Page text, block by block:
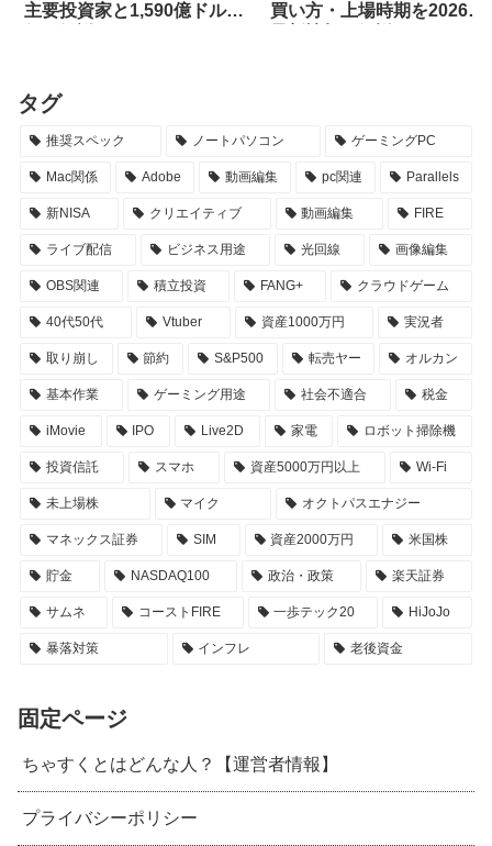
主要投資家と1,590億ドル評
買い方・上場時期を2026年
タグ
推奨スペック ノートパソコン ゲーミングPC
Mac関係 Adobe 動画編集 pc関連 Parallels
新NISA クリエイティブ 動画編集 FIRE
ライブ配信 ビジネス用途 光回線 画像編集
OBS関連 積立投資 FANG+ クラウドゲーム
40代50代 Vtuber 資産1000万円 実況者
取り崩し 節約 S&P500 転売ヤー オルカン
基本作業 ゲーミング用途 社会不適合 税金
iMovie IPO Live2D 家電 ロボット掃除機
投資信託 スマホ 資産5000万円以上 Wi-Fi
未上場株 マイク オクトパスエナジー
マネックス証券 SIM 資産2000万円 米国株
貯金 NASDAQ100 政治・政策 楽天証券
サムネ コーストFIRE 一歩テック20 HiJoJo
暴落対策 インフレ 老後資金
固定ページ
ちゃすくとはどんな人？【運営者情報】
プライバシーポリシー